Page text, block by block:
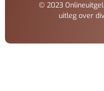
© 2023
uitleg over